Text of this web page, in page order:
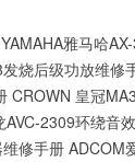
YAMAHA雅马哈
烧后级功放维修
CROWN 皇冠
AVC-2309环绕音
修手册ADCOM